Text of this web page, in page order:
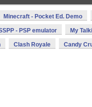
Minecraft - Pocket Ed. Demo
- PSP emulator My
Clash Royale Candy